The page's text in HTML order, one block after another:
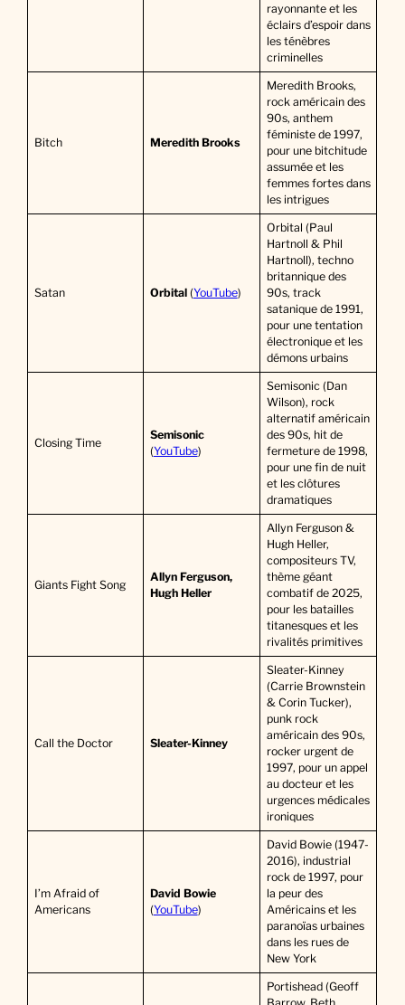
rayonnante et les
éclairs d’espoir dans
les ténèbres
criminelles
Bitch Meredith Brooks
Meredith Brooks,
rock américain des
90s, anthem
féministe de 1997,
pour une bitchitude
assumée et les
femmes fortes dans
les intrigues
Satan Orbital(YouTube)
Orbital (Paul
Hartnoll & Phil
Hartnoll), techno
britannique des
90s, track
satanique de 1991,
pour une tentation
électronique et les
démons urbains
Closing Time
Semisonic
(YouTube)
Semisonic (Dan
Wilson), rock
alternatif américain
des 90s, hit de
fermeture de 1998,
pour une fin de nuit
et les clôtures
dramatiques
Giants Fight Song
Allyn Ferguson,
Hugh Heller
Allyn Ferguson &
Hugh Heller,
compositeurs TV,
thème géant
combatif de 2025,
pour les batailles
titanesques et les
rivalités primitives
Call the Doctor Sleater-Kinney
Sleater-Kinney
(Carrie Brownstein
& Corin Tucker),
punk rock
américain des 90s,
rocker urgent de
1997, pour un appel
au docteur et les
urgences médicales
ironiques
I’m Afraid of
Americans
David Bowie
(YouTube)
David Bowie (1947-
2016), industrial
rock de 1997, pour
la peur des
Américains et les
paranoïas urbaines
dans les rues de
New York
Portishead (Geoff